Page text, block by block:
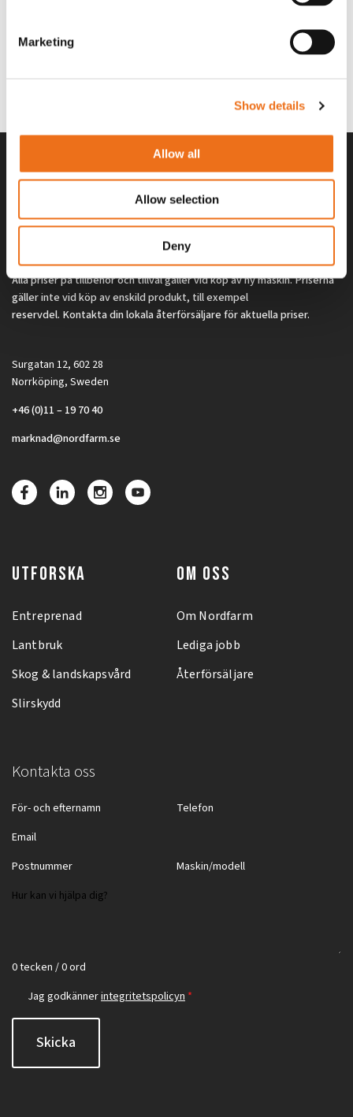
Marketing
Show details
Allow all
Allow selection
Deny
Lägg till i varukorg
stämpellogotyp Avant
T-shirt svart 2xl med avant-
(ex. moms)
Alla priser på tillbehör och tillval gäller vid köp av ny maskin. Priserna
gäller inte vid köp av enskild produkt, till exempel
reservdel. Kontakta din lokala återförsäljare för aktuella priser.
Surgatan 12, 602 28
Norrköping, Sweden
+46 (0)11 – 19 70 40
marknad@nordfarm.se
UTFORSKA
Entreprenad
Lantbruk
Skog & landskapsvård
Slirskydd
OM OSS
Om Nordfarm
Lediga jobb
Återförsäljare
Kontakta oss
0 tecken / 0 ord
Jag godkännerintegritetspolicyn *
Skicka